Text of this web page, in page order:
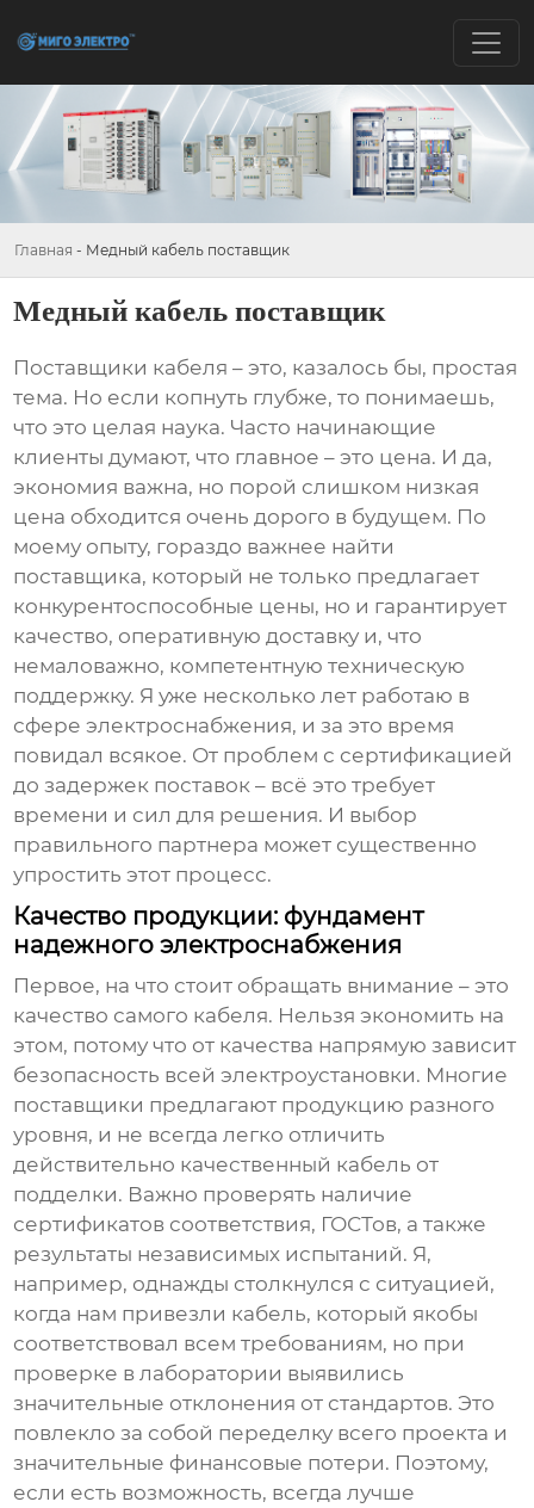
Главная - Медный кабель поставщик
Медный кабель поставщик
Поставщики кабеля – это, казалось бы, простая
тема. Но если копнуть глубже, то понимаешь,
что это целая наука. Часто начинающие
клиенты думают, что главное – это цена. И да,
экономия важна, но порой слишком низкая
цена обходится очень дорого в будущем. По
моему опыту, гораздо важнее найти
поставщика, который не только предлагает
конкурентоспособные цены, но и гарантирует
качество, оперативную доставку и, что
немаловажно, компетентную техническую
поддержку. Я уже несколько лет работаю в
сфере электроснабжения, и за это время
повидал всякое. От проблем с сертификацией
до задержек поставок – всё это требует
времени и сил для решения. И выбор
правильного партнера может существенно
упростить этот процесс.
Качество продукции: фундамент
надежного электроснабжения
Первое, на что стоит обращать внимание – это
качество самого кабеля. Нельзя экономить на
этом, потому что от качества напрямую зависит
безопасность всей электроустановки. Многие
поставщики предлагают продукцию разного
уровня, и не всегда легко отличить
действительно качественный кабель от
подделки. Важно проверять наличие
сертификатов соответствия, ГОСТов, а также
результаты независимых испытаний. Я,
например, однажды столкнулся с ситуацией,
когда нам привезли кабель, который якобы
соответствовал всем требованиям, но при
проверке в лаборатории выявились
значительные отклонения от стандартов. Это
повлекло за собой переделку всего проекта и
значительные финансовые потери. Поэтому,
если есть возможность, всегда лучше